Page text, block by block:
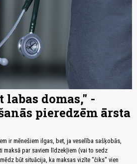
labas domas," -
pieredzēm ārsta
ir mēnešiem ilgas, bet, ja veselība sašķobās,
maksā par saviem līdzekļiem (vai to sedz
būt situācija, ka maksas vizīte "čiks" vien